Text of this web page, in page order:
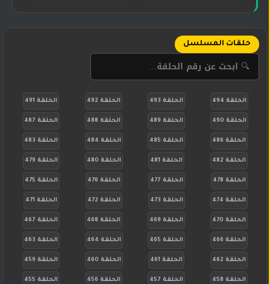
حلقات المسلسل
الحلقة 494 الحلقة 493 الحلقة 492 الحلقة 491
الحلقة 490 الحلقة 489 الحلقة 488 الحلقة 487
الحلقة 486 الحلقة 485 الحلقة 484 الحلقة 483
الحلقة 482 الحلقة 481 الحلقة 480 الحلقة 479
الحلقة 478 الحلقة 477 الحلقة 476 الحلقة 475
الحلقة 474 الحلقة 473 الحلقة 472 الحلقة 471
الحلقة 470 الحلقة 469 الحلقة 468 الحلقة 467
الحلقة 466 الحلقة 465 الحلقة 464 الحلقة 463
الحلقة 462 الحلقة 461 الحلقة 460 الحلقة 459
الحلقة 458 الحلقة 457 الحلقة 456 الحلقة 455